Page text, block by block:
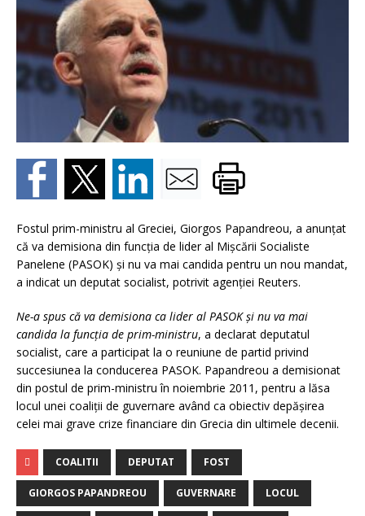
Fostul prim-ministru al Greciei, Giorgos Papandreou, a anunţat
că va demisiona din funcţia de lider al Mişcării Socialiste
Panelene (PASOK) şi nu va mai candida pentru un nou mandat,
a indicat un deputat socialist, potrivit agenţiei Reuters.
Ne-a spus că va demisiona ca lider al PASOK şi nu va mai
candida la funcţia de prim-ministru, a declarat deputatul
socialist, care a participat la o reuniune de partid privind
succesiunea la conducerea PASOK. Papandreou a demisionat
din postul de prim-ministru în noiembrie 2011, pentru a lăsa
locul unei coaliţii de guvernare având ca obiectiv depăşirea
celei mai grave crize financiare din Grecia din ultimele decenii.
COALITII DEPUTAT FOST
GIORGOS PAPANDREOU GUVERNARE LOCUL